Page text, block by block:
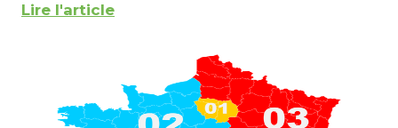
Lire l'article